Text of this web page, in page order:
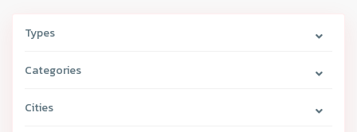
Types
Categories
Cities